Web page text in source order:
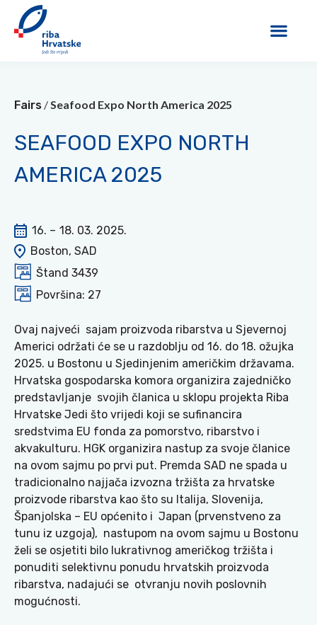
Fairs /Seafood Expo North America 2025
SEAFOOD EXPO NORTH
AMERICA 2025
16. – 18. 03. 2025.
Boston, SAD
Štand 3439
Površina: 27
Ovaj najveći sajam proizvoda ribarstva u Sjevernoj
Americi održati će se u razdoblju od 16. do 18. ožujka
2025. u Bostonu u Sjedinjenim američkim državama.
Hrvatska gospodarska komora organizira zajedničko
predstavljanje svojih članica u sklopu projekta Riba
Hrvatske Jedi što vrijedi koji se sufinancira
sredstvima EU fonda za pomorstvo, ribarstvo i
akvakulturu. HGK organizira nastup za svoje članice
na ovom sajmu po prvi put. Premda SAD ne spada u
tradicionalno najjača izvozna tržišta za hrvatske
proizvode ribarstva kao što su Italija, Slovenija,
Španjolska – EU općenito i Japan (prvenstveno za
tunu iz uzgoja), nastupom na ovom sajmu u Bostonu
želi se osjetiti bilo lukrativnog američkog tržišta i
ponuditi selektivnu ponudu hrvatskih proizvoda
ribarstva, nadajući se otvranju novih poslovnih
mogućnosti.